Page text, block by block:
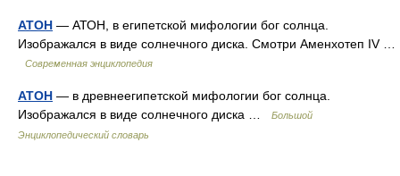
АТОН — АТОН, в египетской мифологии бог солнца.
Изображался в виде солнечного диска. Смотри Аменхотеп IV …
Современная энциклопедия
АТОН — в древнеегипетской мифологии бог солнца.
Изображался в виде солнечного диска …
Большой
Энциклопедический словарь